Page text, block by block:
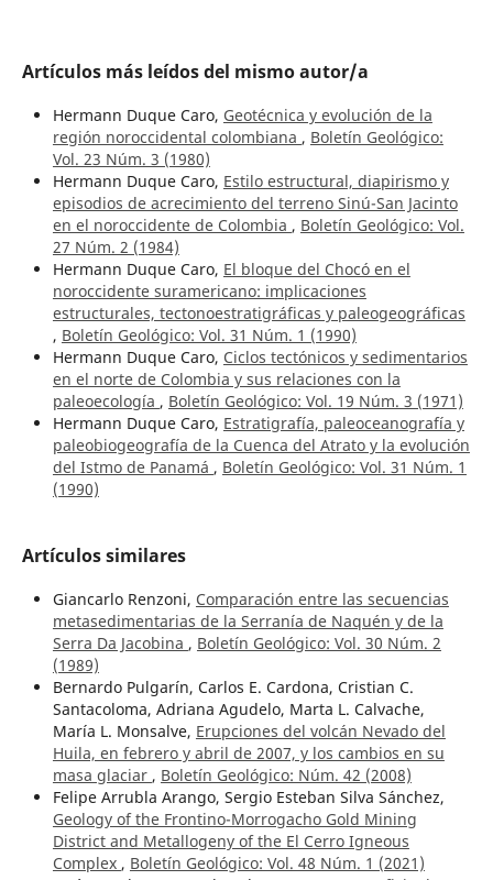
Artículos más leídos del mismo autor/a
Hermann Duque Caro, Geotécnica y evolución de la
región noroccidental colombiana , Boletín Geológico:
Vol. 23 Núm. 3 (1980)
Hermann Duque Caro, Estilo estructural, diapirismo y
episodios de acrecimiento del terreno Sinú-San Jacinto
en el noroccidente de Colombia , Boletín Geológico: Vol.
27 Núm. 2 (1984)
Hermann Duque Caro, El bloque del Chocó en el
noroccidente suramericano: implicaciones
estructurales, tectonoestratigráficas y paleogeográficas
, Boletín Geológico: Vol. 31 Núm. 1 (1990)
Hermann Duque Caro, Ciclos tectónicos y sedimentarios
en el norte de Colombia y sus relaciones con la
paleoecología , Boletín Geológico: Vol. 19 Núm. 3 (1971)
Hermann Duque Caro, Estratigrafía, paleoceanografía y
paleobiogeografía de la Cuenca del Atrato y la evolución
del Istmo de Panamá , Boletín Geológico: Vol. 31 Núm. 1
(1990)
Artículos similares
Giancarlo Renzoni, Comparación entre las secuencias
metasedimentarias de la Serranía de Naquén y de la
Serra Da Jacobina , Boletín Geológico: Vol. 30 Núm. 2
(1989)
Bernardo Pulgarín, Carlos E. Cardona, Cristian C.
Santacoloma, Adriana Agudelo, Marta L. Calvache,
María L. Monsalve, Erupciones del volcán Nevado del
Huila, en febrero y abril de 2007, y los cambios en su
masa glaciar , Boletín Geológico: Núm. 42 (2008)
Felipe Arrubla Arango, Sergio Esteban Silva Sánchez,
Geology of the Frontino-Morrogacho Gold Mining
District and Metallogeny of the El Cerro Igneous
Complex , Boletín Geológico: Vol. 48 Núm. 1 (2021)